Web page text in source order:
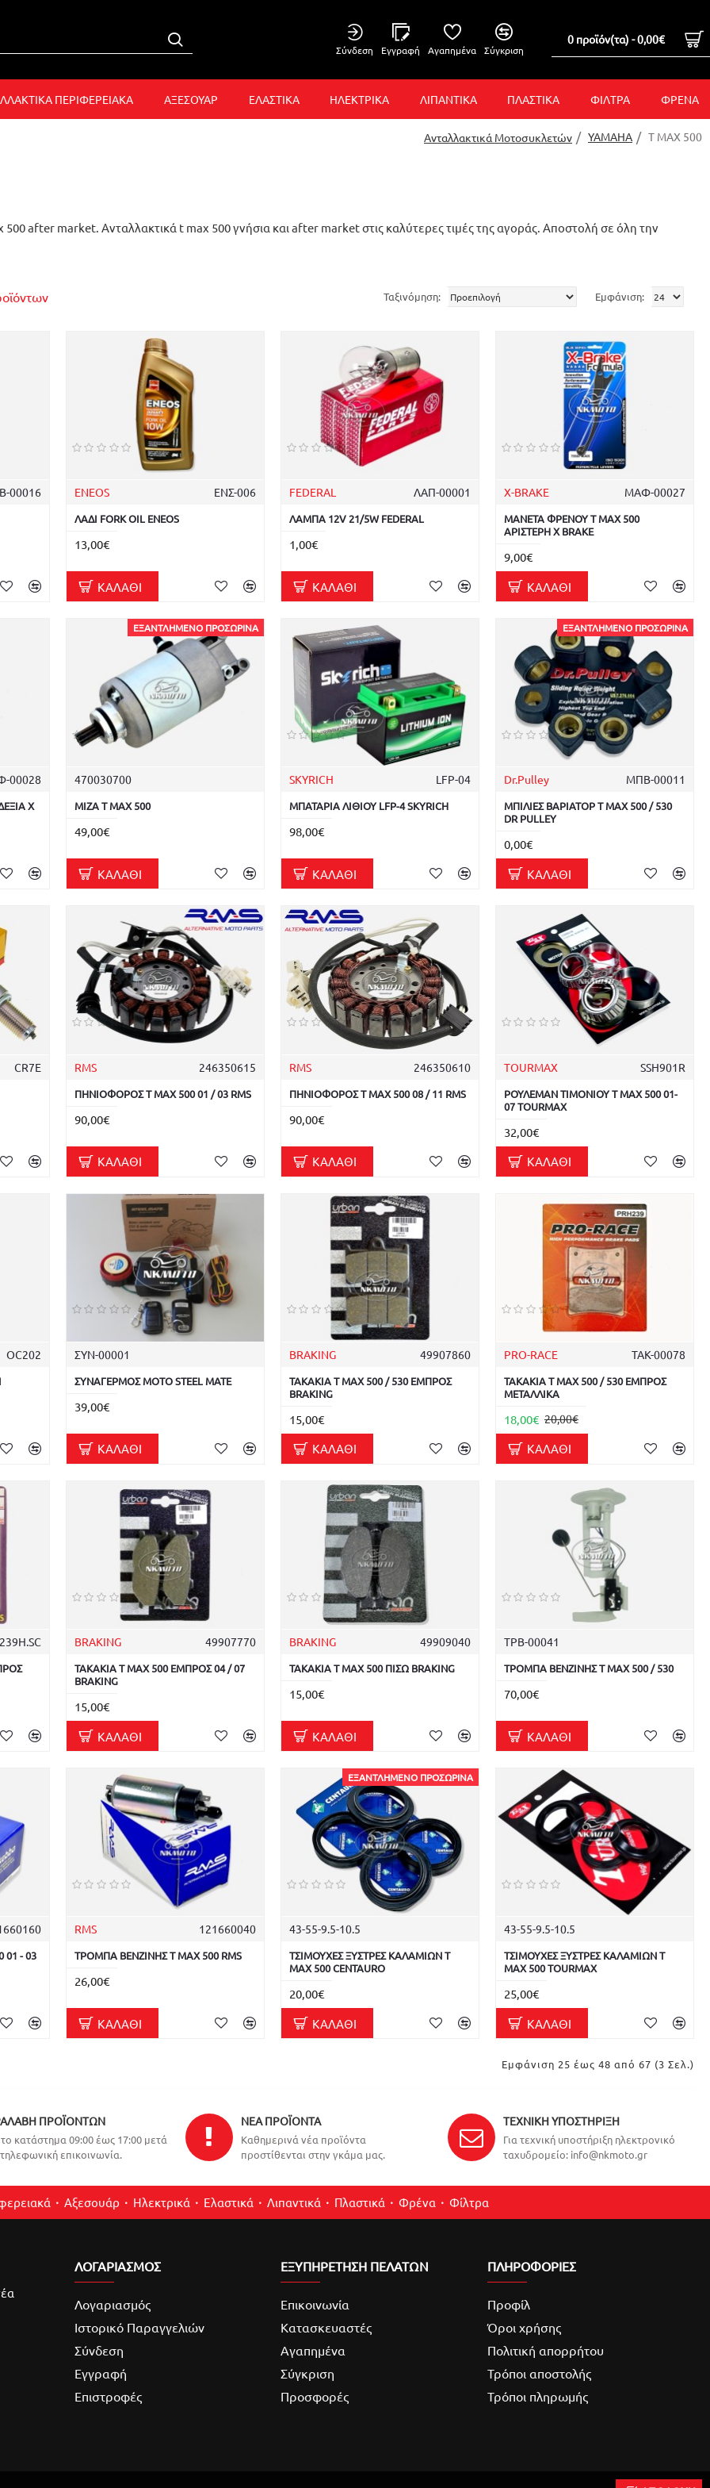
Σύνδεση Εγγραφή Αγαπημένα Σύγκριση
0 προϊόν(τα) - 0,00€
ΠΕΡΙΦΕΡΕΙΑΚΑ ΑΞΕΣΟΥΑΡ ΕΛΑΣΤΙΚΑ ΗΛΕΚΤΡΙΚΑ ΛΙΠΑΝΤΙΚΑ ΠΛΑΣΤΙΚΑ ΦΙΛΤΡΑ ΦΡΕΝΑ
Ανταλλακτικά Μοτοσυκλετών YAMAHA T MAX 500
500 after market. Ανταλλακτικά t max 500 γνήσια και after market στις καλύτερες τιμές της αγοράς. Αποστολή σε όλη την
Ταξινόμηση: Εμφάνιση:
00016 ENEOS ΕΝΣ-006
ΛΑΔΙ FORK OIL ENEOS
13,00€
ΚΑΛΆΘΙ
FEDERAL ΛΑΠ-00001
ΛΑΜΠΑ 12V 21/5W FEDERAL
1,00€
ΚΑΛΆΘΙ
X-BRAKE ΜΑΦ-00027
ΜΑΝΕΤΑ ΦΡΕΝΟΥ T MAX 500
ΑΡΙΣΤΕΡΗ X BRAKE
9,00€
ΚΑΛΆΘΙ
00028
X
ΕΞΑΝΤΛΗΜΈΝΟ ΠΡΟΣΩΡΙΝΆ
470030700
ΜΙΖΑ T MAX 500
49,00€
ΚΑΛΆΘΙ
SKYRICH LFP-04
ΜΠΑΤΑΡΙΑ ΛΙΘΙΟΥ LFP-4 SKYRICH
98,00€
ΚΑΛΆΘΙ
ΕΞΑΝΤΛΗΜΈΝΟ ΠΡΟΣΩΡΙΝΆ
Dr.Pulley ΜΠΒ-00011
ΜΠΙΛΙΕΣ ΒΑΡΙΑΤΟΡ T MAX 500 / 530
DR PULLEY
0,00€
ΚΑΛΆΘΙ
CR7E RMS 246350615
ΠΗΝΙΟΦΟΡΟΣ T MAX 500 01 / 03 RMS
90,00€
ΚΑΛΆΘΙ
RMS 246350610
ΠΗΝΙΟΦΟΡΟΣ T MAX 500 08 / 11 RMS
90,00€
ΚΑΛΆΘΙ
TOURMAX SSH901R
ΡΟΥΛΕΜΑΝ ΤΙΜΟΝΙΟΥ T MAX 500 01-
07 TOURMAX
32,00€
ΚΑΛΆΘΙ
OC202 ΣΥΝ-00001
ΣΥΝΑΓΕΡΜΟΣ ΜΟΤΟ STEEL MATE
39,00€
ΚΑΛΆΘΙ
BRAKING 49907860
ΤΑΚΑΚΙΑ T MAX 500 / 530 ΕΜΠΡΟΣ
BRAKING
15,00€
ΚΑΛΆΘΙ
PRO-RACE ΤΑΚ-00078
ΤΑΚΑΚΙΑ T MAX 500 / 530 ΕΜΠΡΟΣ
ΜΕΤΑΛΛΙΚΑ
18,00€ 20,00€
ΚΑΛΆΘΙ
BRAKING 49907770
ΤΑΚΑΚΙΑ T MAX 500 ΕΜΠΡΟΣ 04 / 07
BRAKING
15,00€
ΚΑΛΆΘΙ
BRAKING 49909040
ΤΑΚΑΚΙΑ T MAX 500 ΠΙΣΩ BRAKING
15,00€
ΚΑΛΆΘΙ
ΤΡΒ-00041
ΤΡΟΜΠΑ ΒΕΝΖΙΝΗΣ T MAX 500 / 530
70,00€
ΚΑΛΆΘΙ
01 - 03
RMS 121660040
ΤΡΟΜΠΑ ΒΕΝΖΙΝΗΣ T MAX 500 RMS
26,00€
ΚΑΛΆΘΙ
ΕΞΑΝΤΛΗΜΈΝΟ ΠΡΟΣΩΡΙΝΆ
43-55-9.5-10.5
ΤΣΙΜΟΥΧΕΣ ΞΥΣΤΡΕΣ ΚΑΛΑΜΙΩΝ T
MAX 500 CENTAURO
20,00€
ΚΑΛΆΘΙ
43-55-9.5-10.5
ΤΣΙΜΟΥΧΕΣ ΞΥΣΤΡΕΣ ΚΑΛΑΜΙΩΝ T
MAX 500 TOURMAX
25,00€
ΚΑΛΆΘΙ
Εμφάνιση 25 έως 48 από 67 (3 Σελ.)
ΠΡΟΪΌΝΤΩΝ
κατάστημα 09:00 έως 17:00 μετά
επικοινωνία.
ΝΈΑ ΠΡΟΪΌΝΤΑ
Καθημερινά νέα προϊόντα
προστίθενται στην γκάμα μας.
ΤΕΧΝΙΚΉ ΥΠΟΣΤΉΡΙΞΗ
Για τεχνική υποστήριξη ηλεκτρονικό
ταχυδρομείο: info@nkmoto.gr
Αξεσουάρ Ηλεκτρικά Ελαστικά Λιπαντικά Πλαστικά Φρένα Φίλτρα
ΛΟΓΑΡΙΑΣΜΌΣ
Λογαριασμός
Ιστορικό Παραγγελιών
Σύνδεση
Εγγραφή
Επιστροφές
ΕΞΥΠΗΡΕΤΗΣΗ ΠΕΛΑΤΩΝ
Επικοινωνία
Κατασκευαστές
Αγαπημένα
Σύγκριση
Προσφορές
ΠΛΗΡΟΦΟΡΙΕΣ
Προφίλ
Όροι χρήσης
Πολιτική απορρήτου
Τρόποι αποστολής
Τρόποι πληρωμής